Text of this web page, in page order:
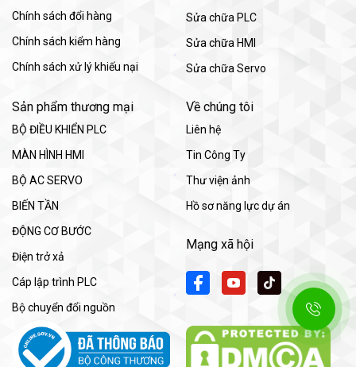
Chính sách đổi hàng
Chính sách kiểm hàng
Chính sách xử lý khiếu nại
Sửa chữa PLC
Sửa chữa HMI
Sửa chữa Servo
Sản phẩm thương mại
BỘ ĐIỀU KHIỂN PLC
MÀN HÌNH HMI
BỘ AC SERVO
BIẾN TẦN
ĐỘNG CƠ BƯỚC
Điện trở xả
Cáp lập trình PLC
Bộ chuyển đổi nguồn
Về chúng tôi
Liên hệ
Tin Công Ty
Thư viện ảnh
Hồ sơ năng lực dự án
Mạng xã hội